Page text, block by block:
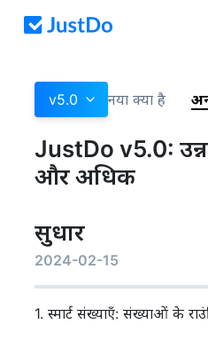
v5.0 नया क्या है
JustDo v5.0:
और अधिक
सुधार
2024-02-15
1. स्मार्ट संख्याएँ: संख्याओं के